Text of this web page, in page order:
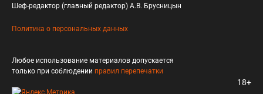
Шеф-редактор (главный редактор) А.В. Брусницын
Политика о персональных данных
Любое использование материалов допускается
только при соблюдении правил перепечатки
18+